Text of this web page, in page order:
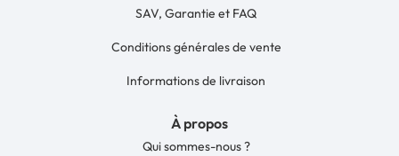
SAV, Garantie et FAQ
Conditions générales de vente
Informations de livraison
À propos
Qui sommes-nous ?